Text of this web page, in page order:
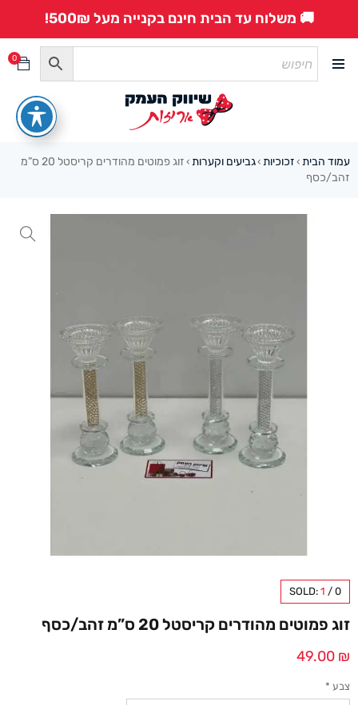
🚚 משלוח עד הבית חינם בקנייה מעל 500₪!
0
עמוד הבית › זכוכיות ›גביעים וקערות ›
זוג פמוטים מהודרים קריסטל 20 ס”מ
זהב/כסף
SOLD: 1 / 0
זוג פמוטים מהודרים קריסטל 20 ס”מ זהב/כסף
49.00 ₪
צבע *